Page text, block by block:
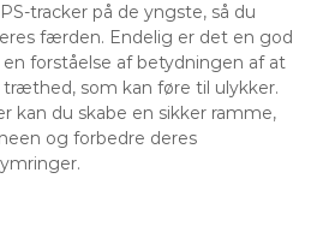
tracker på de yngste, så du
færden. Endelig er det en god
forståelse af betydningen af at
som kan føre til ulykker.
kan du skabe en sikker ramme,
og forbedre deres